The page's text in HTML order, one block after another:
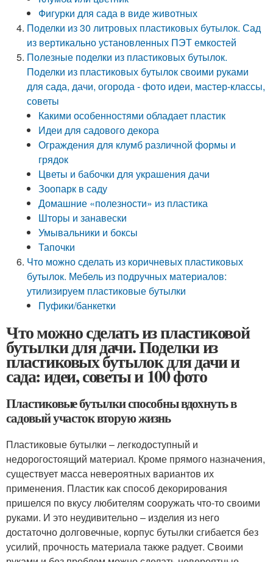
Фигурки для сада в виде животных
Поделки из 30 литровых пластиковых бутылок. Сад
из вертикально установленных ПЭТ емкостей
Полезные поделки из пластиковых бутылок.
Поделки из пластиковых бутылок своими руками
для сада, дачи, огорода - фото идеи, мастер-классы,
советы
Какими особенностями обладает пластик
Идеи для садового декора
Ограждения для клумб различной формы и
грядок
Цветы и бабочки для украшения дачи
Зоопарк в саду
Домашние «полезности» из пластика
Шторы и занавески
Умывальники и боксы
Тапочки
Что можно сделать из коричневых пластиковых
бутылок. Мебель из подручных материалов:
утилизируем пластиковые бутылки
Пуфики/банкетки
Что можно сделать из пластиковой
бутылки для дачи. Поделки из
пластиковых бутылок для дачи и
сада: идеи, советы и 100 фото
Пластиковые бутылки способны вдохнуть в
садовый участок вторую жизнь
Пластиковые бутылки – легкодоступный и
недорогостоящий материал. Кроме прямого назначения,
существует масса невероятных вариантов их
применения. Пластик как способ декорирования
пришелся по вкусу любителям сооружать что-то своими
руками. И это неудивительно – изделия из него
достаточно долговечные, корпус бутылки сгибается без
усилий, прочность материала также радует. Своими